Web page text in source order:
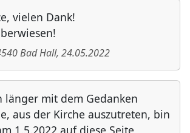
vielen Dank!
Bad Hall, 24.05.2022
länger mit dem Gedanken
aus der Kirche auszutreten, bin